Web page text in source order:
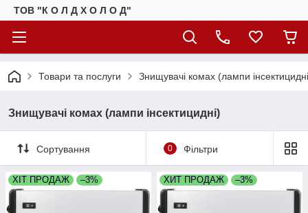
ТОВ "К О Л Д Х О Л О Д"
Товари та послуги Знищувачі комах (лампи
Знищувачі комах (лампи інсектицидні)
Сортування 0 Фільтри
ХІТ ПРОДАЖ –3% ХИТ ПРОДАЖ –3%